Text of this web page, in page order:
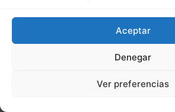
Aceptar
Denegar
Ver preferencias
tus
s